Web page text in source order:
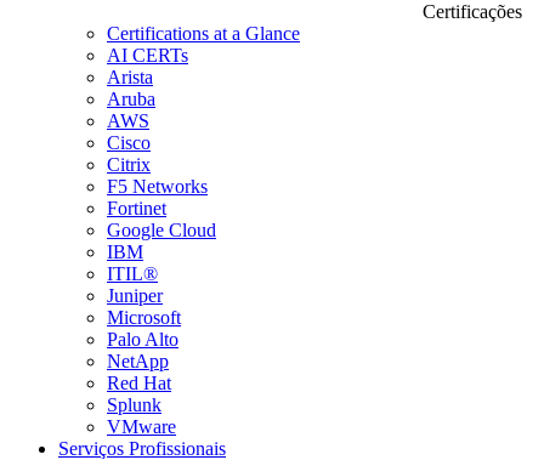
Certificações
Certifications at a Glance
AI CERTs
Arista
Aruba
AWS
Cisco
Citrix
F5 Networks
Fortinet
Google Cloud
IBM
ITIL®
Juniper
Microsoft
Palo Alto
NetApp
Red Hat
Splunk
VMware
Serviços Profissionais